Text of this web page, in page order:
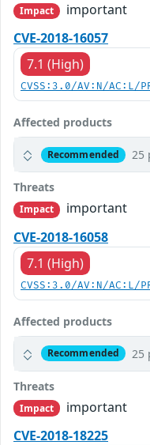
Impact
important
CVE-2018-16057
7.1 (High)
CVSS:3.0/AV:N/AC:L/
Affected products
Recommended 25
Threats
Impact
important
CVE-2018-16058
7.1 (High)
CVSS:3.0/AV:N/AC:L/
Affected products
Recommended 25
Threats
Impact
important
CVE-2018-18225